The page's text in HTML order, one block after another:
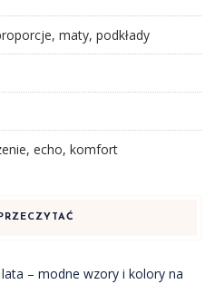
maty, podkłady
echo, komfort
– modne wzory i kolory na